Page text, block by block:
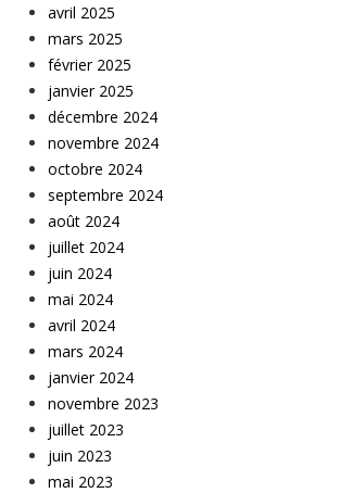
avril 2025
mars 2025
février 2025
janvier 2025
décembre 2024
novembre 2024
octobre 2024
septembre 2024
août 2024
juillet 2024
juin 2024
mai 2024
avril 2024
mars 2024
janvier 2024
novembre 2023
juillet 2023
juin 2023
mai 2023